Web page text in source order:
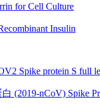
for Cell Culture
Insulin
Spike protein S full
(2019-nCoV) Spike